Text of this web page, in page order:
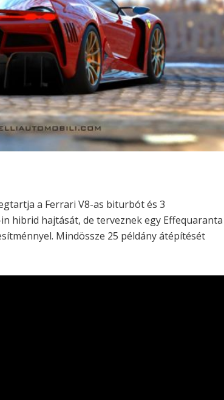
a Ferrari V8-as biturbót és 3
hibrid hajtását, de terveznek egy Effequaranta
Mindössze 25 példány átépítését